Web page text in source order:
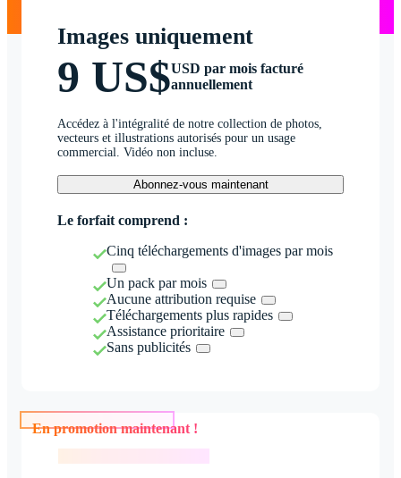
Images uniquement
9 US$USD par mois facturé
annuellement
Accédez à l'intégralité de notre collection de photos,
vecteurs et illustrations autorisés pour un usage
commercial. Vidéo non incluse.
Abonnez-vous maintenant
Le forfait comprend :
Cinq téléchargements d'images par mois
Un pack par mois
Aucune attribution requise
Téléchargements plus rapides
Assistance prioritaire
Sans publicités
En promotion maintenant !